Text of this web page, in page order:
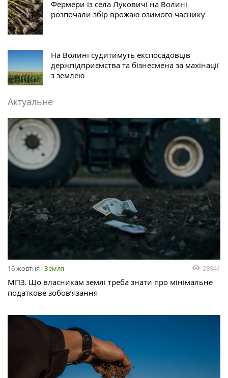
Фермери із села Луковичі на Волині
розпочали збір врожаю озимого часнику
На Волині судитимуть експосадовців
держпідприємства та бізнесмена за махінації
з землею
Актуальне
16 жовтня Земля 29941
МПЗ. Що власникам землі треба знати про мінімальне
податкове зобов’язання